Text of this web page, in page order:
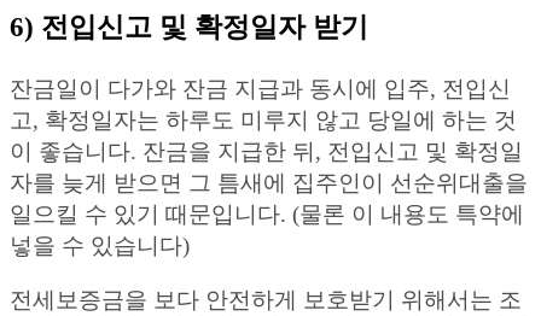
6) 전입신고 및 확정일자 받기
잔금일이 다가와 잔금 지급과 동시에 입주, 전입신
고, 확정일자는 하루도 미루지 않고 당일에 하는 것
이 좋습니다. 잔금을 지급한 뒤, 전입신고 및 확정일
자를 늦게 받으면 그 틈새에 집주인이 선순위대출을
일으킬 수 있기 때문입니다. (물론 이 내용도 특약에
넣을 수 있습니다)
전세보증금을 보다 안전하게 보호받기 위해서는 조